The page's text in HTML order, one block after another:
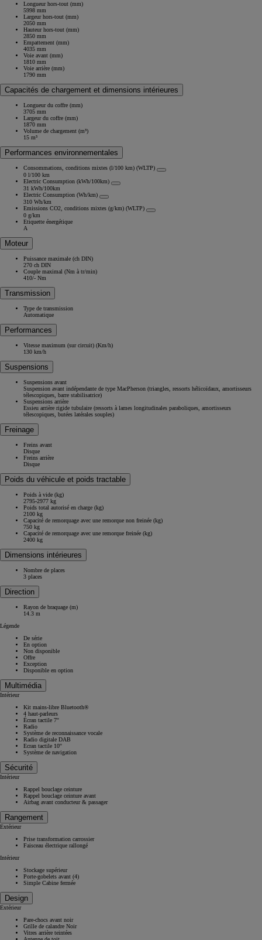
Longueur hors-tout (mm)
5998 mm
Largeur hors-tout (mm)
2050 mm
Hauteur hors-tout (mm)
2850 mm
Empattement (mm)
4035 mm
Voie avant (mm)
1810 mm
Voie arrière (mm)
1790 mm
Capacités de chargement et dimensions intérieures
Longueur du coffre (mm)
3705 mm
Largeur du coffre (mm)
1870 mm
Volume de chargement (m³)
15 m³
Performances environnementales
Consommations, conditions mixtes (l/100 km) (WLTP)
0 l/100 km
Electric Consumption (kWh/100km)
31 kWh/100km
Electric Consumption (Wh/km)
310 Wh/km
Emissions CO2, conditions mixtes (g/km) (WLTP)
0 g/km
Etiquette énergétique
A
Moteur
Puissance maximale (ch DIN)
270 ch DIN
Couple maximal (Nm à tr/min)
410/- Nm
Transmission
Type de transmission
Automatique
Performances
Vitesse maximum (sur circuit) (Km/h)
130 km/h
Suspensions
Suspensions avant
Suspension avant indépendante de type MacPherson (triangles, ressorts hélicoïdaux, amortisseurs
télescopiques, barre stabilisatrice)
Suspensions arrière
Essieu arrière rigide tubulaire (ressorts à lames longitudinales paraboliques, amortisseurs
télescopiques, butées latérales souples)
Freinage
Freins avant
Disque
Freins arrière
Disque
Poids du véhicule et poids tractable
Poids à vide (kg)
2795-2977 kg
Poids total autorisé en charge (kg)
2100 kg
Capacité de remorquage avec une remorque non freinée (kg)
750 kg
Capacité de remorquage avec une remorque freinée (kg)
2400 kg
Dimensions intérieures
Nombre de places
3 places
Direction
Rayon de braquage (m)
14.3 m
Légende
De série
En option
Non disponible
Offre
Exception
Disponible en option
Multimédia
Intérieur
Kit mains-libre Bluetooth®
4 haut-parleurs
Écran tactile 7''
Radio
Système de reconnaissance vocale
Radio digitale DAB
Ecran tactile 10''
Système de navigation
Sécurité
Intérieur
Rappel bouclage ceinture
Rappel bouclage ceinture avant
Airbag avant conducteur & passager
Rangement
Extérieur
Prise transformation carrossier
Faisceau électrique rallongé
Intérieur
Stockage supérieur
Porte-gobelets avant (4)
Simple Cabine fermée
Design
Extérieur
Pare-chocs avant noir
Grille de calandre Noir
Vitres arrière teintées